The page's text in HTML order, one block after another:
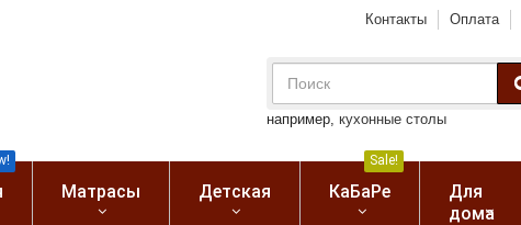
Контакты Оплата
например, кухонные столы
Матрасы Детская КаБаРе
Sale!
Для
дома